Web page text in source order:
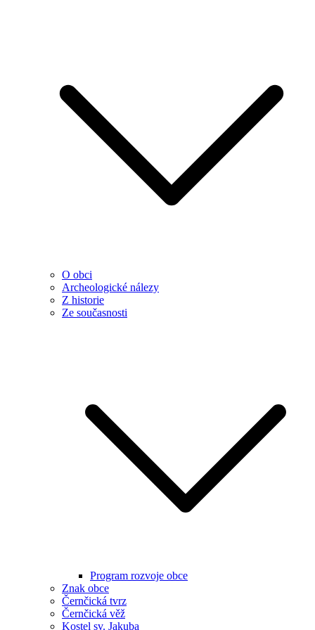
O obci
Archeologické nálezy
Z historie
Ze současnosti
Program rozvoje obce
Znak obce
Černčická tvrz
Černčická věž
Kostel sv. Jakuba